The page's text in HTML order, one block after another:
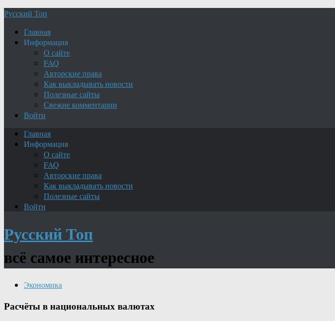
Русский Топ
Главная
Информация
О сайте
FAQ
Авторские права
Как выкладывать новости
Полезные сайты
Свежие комментарии
Войти
Главная
Информация
О сайте
FAQ
Авторские права
Как выкладывать новости
Полезные сайты
Войти
Русский Топ
всё самое интересное
Экономика
Расчёты в национальных валютах